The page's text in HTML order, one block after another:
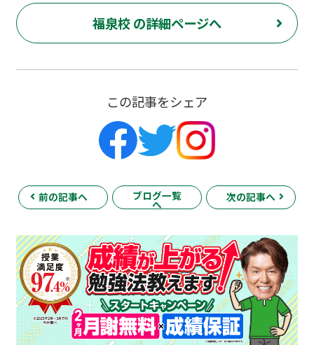
福泉校 の詳細ページへ
この記事をシェア
前の記事へ ブログ一覧
へ
次の記事へ